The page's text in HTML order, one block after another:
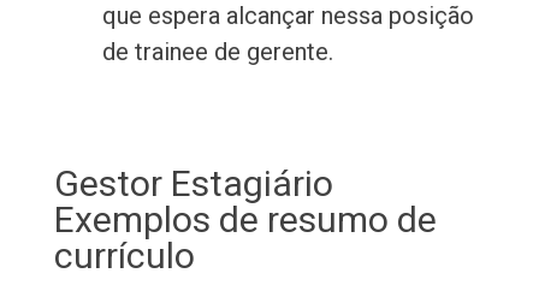
que espera alcançar nessa posição
de trainee de gerente.
Gestor Estagiário
Exemplos de resumo de
currículo